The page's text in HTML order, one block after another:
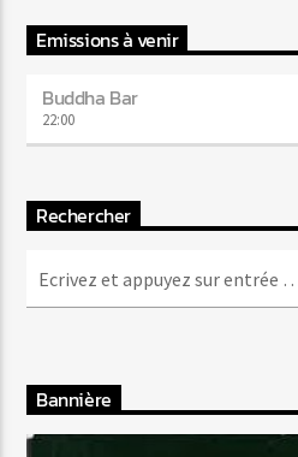
Emissions à venir
Buddha Bar
22:00
Rechercher
Bannière